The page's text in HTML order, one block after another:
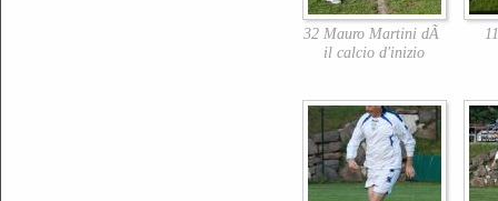
32 Mauro Martini dÃ
il calcio d'inizio